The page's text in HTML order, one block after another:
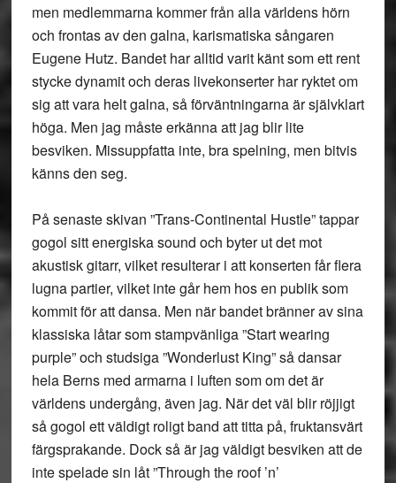
men medlemmarna kommer från alla världens hörn
och frontas av den galna, karismatiska sångaren
Eugene Hutz. Bandet har alltid varit känt som ett rent
stycke dynamit och deras livekonserter har ryktet om
sig att vara helt galna, så förväntningarna är självklart
höga. Men jag måste erkänna att jag blir lite
besviken. Missuppfatta inte, bra spelning, men bitvis
känns den seg.
På senaste skivan ”Trans-Continental Hustle” tappar
gogol sitt energiska sound och byter ut det mot
akustisk gitarr, vilket resulterar i att konserten får flera
lugna partier, vilket inte går hem hos en publik som
kommit för att dansa. Men när bandet bränner av sina
klassiska låtar som stampvänliga ”Start wearing
purple” och studsiga ”Wonderlust King” så dansar
hela Berns med armarna i luften som om det är
världens undergång, även jag. När det väl blir röjjigt
så gogol ett väldigt roligt band att titta på, fruktansvärt
färgsprakande. Dock så är jag väldigt besviken att de
inte spelade sin låt ”Through the roof ’n’